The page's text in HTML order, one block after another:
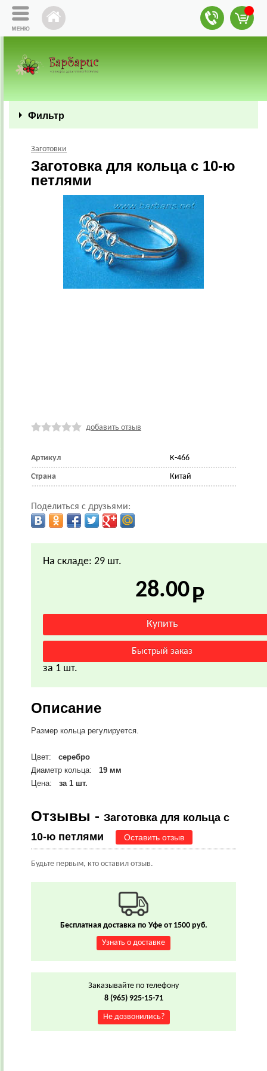
Фильтр
Заготовки
Заготовка для кольца с 10-ю
петлями
добавить отзыв
Артикул К-466
Страна Китай
Поделиться с друзьями:
На складе: 29 шт.
28.00
за 1 шт.
Описание
Размер кольца регулируется.
Цвет:
серебро
Диаметр кольца:
19 мм
Цена:
за 1 шт.
Отзывы - Заготовка для кольца с
10-ю петлями
Оставить отзыв
Будьте первым, кто оставил отзыв.
Бесплатная доставка по Уфе от 1500 руб.
Узнать о доставке
Заказывайте по телефону
8 (965) 925-15-71
Не дозвонились?